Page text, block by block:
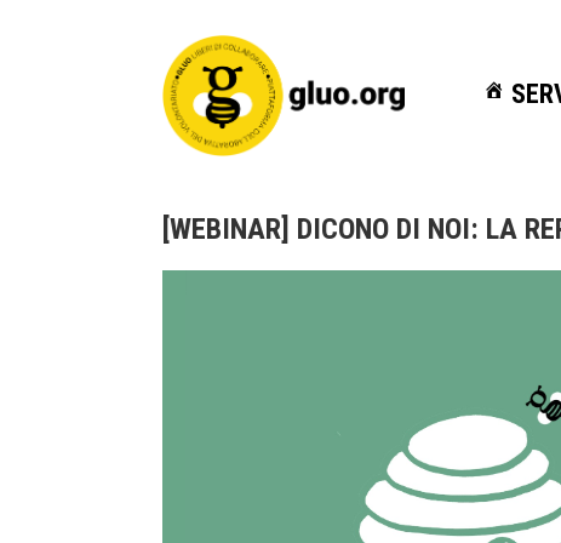
[WEBINAR] DICONO DI NOI: LA